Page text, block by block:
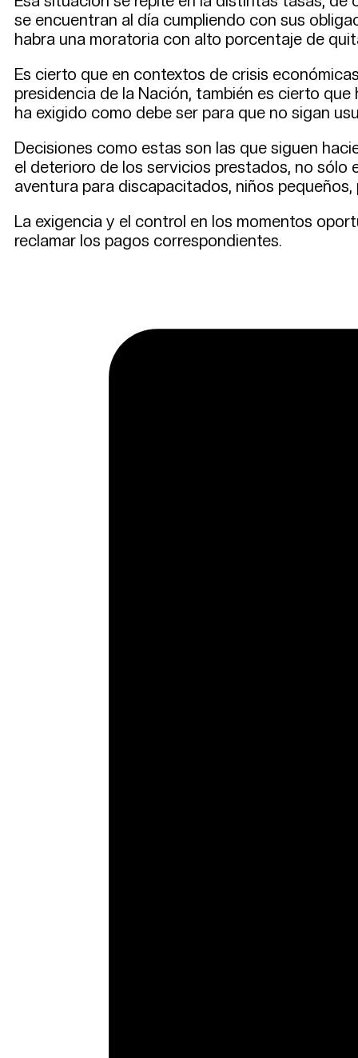
se encuentran al día cumpliendo con sus
habra una moratoria con alto porcentaje de
Es cierto que en contextos de crisis
presidencia de la Nación, también es cierto
ha exigido como debe ser para que no sigan
Decisiones como estas son las que siguen
el deterioro de los servicios prestados, no sólo
aventura para discapacitados, niños
La exigencia y el control en los momentos
reclamar los pagos correspondientes.